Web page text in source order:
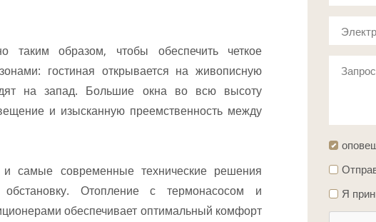
таким образом, чтобы обеспечить четкое
гостиная открывается на живописную
на запад. Большие окна во всю высоту
и изысканную преемственность между
самые современные технические решения
Отопление с термонасосом и
обеспечивает оптимальный комфорт
Я